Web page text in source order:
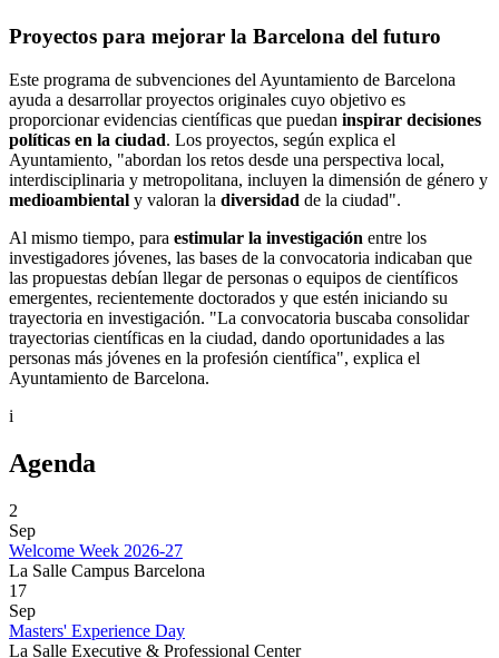
Proyectos para mejorar la Barcelona del futuro
Este programa de subvenciones del Ayuntamiento de Barcelona
ayuda a desarrollar proyectos originales cuyo objetivo es
proporcionar evidencias científicas que puedan inspirar decisiones
políticas en la ciudad. Los proyectos, según explica el
Ayuntamiento, "abordan los retos desde una perspectiva local,
interdisciplinaria y metropolitana, incluyen la dimensión de género y
medioambiental y valoran la diversidad de la ciudad".
Al mismo tiempo, para estimular la investigación entre los
investigadores jóvenes, las bases de la convocatoria indicaban que
las propuestas debían llegar de personas o equipos de científicos
emergentes, recientemente doctorados y que estén iniciando su
trayectoria en investigación. "La convocatoria buscaba consolidar
trayectorias científicas en la ciudad, dando oportunidades a las
personas más jóvenes en la profesión científica", explica el
Ayuntamiento de Barcelona.
i
Agenda
2
Sep
Welcome Week 2026-27
La Salle Campus Barcelona
17
Sep
Masters' Experience Day
La Salle Executive & Professional Center